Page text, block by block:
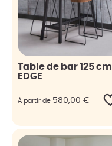
Table de bar 125 cm
EDGE
À partir de 580,00 €